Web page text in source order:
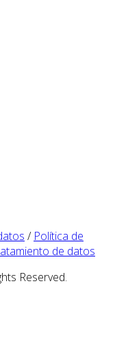
/ Política de
de datos
Reserved.